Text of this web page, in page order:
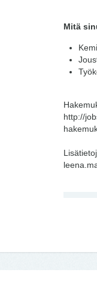
Mitä
http://